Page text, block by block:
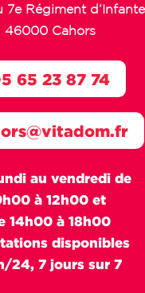
7e Régiment
46000 Cahors
au vendredi de
à 12h00 et
14h00 à 18h00
disponibles
24, 7 jours sur 7
65 23 87 74